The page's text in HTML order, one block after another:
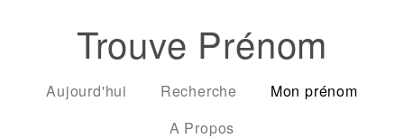
Trouve Prénom
Aujourd'hui Recherche
Mon prénom
A Propos